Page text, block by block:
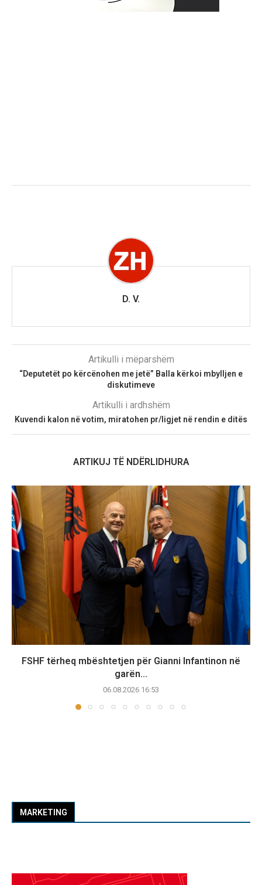
D. V.
Artikulli i mëparshëm
“Deputetët po kërcënohen me jetë” Balla kërkoi mbylljen e
diskutimeve
Artikulli i ardhshëm
Kuvendi kalon në votim, miratohen pr/ligjet në rendin e ditës
ARTIKUJ TË NDËRLIDHURA
FSHF tërheq mbështetjen për Gianni Infantinon në
garën...
06.08.2026 16:53
MARKETING